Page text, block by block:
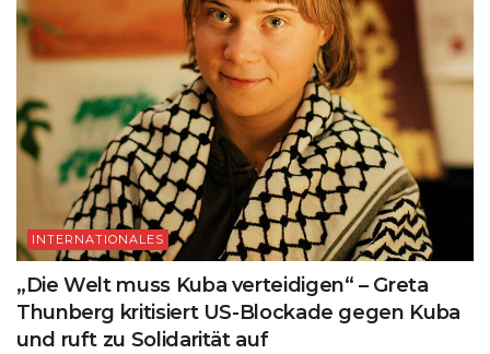
INTERNATIONALES
„Die Welt muss Kuba verteidigen“ – Greta
Thunberg kritisiert US-Blockade gegen Kuba
und ruft zu Solidarität auf